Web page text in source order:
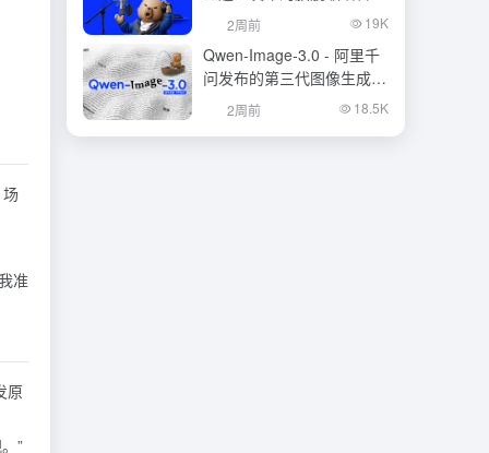
准
原
”
成大模型
2周前 19K
Qwen-Image-3.0 - 阿里千
问发布的第三代图像生成基
础模型
2周前 18.5K